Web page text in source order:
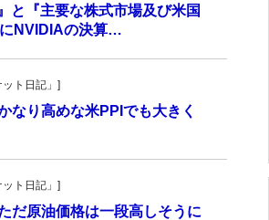
と『主要な株式市場及び米国
NVIDIAの決算…
ト日記」]
なり高めな米PPIでも大きく
ト日記」]
だ原油価格は一段高しそうに